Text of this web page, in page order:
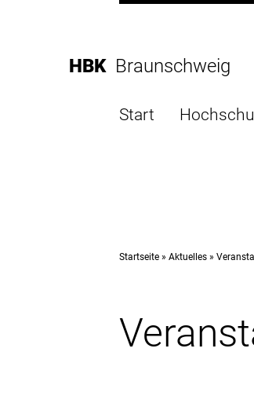
Hauptnavigation
HBK Braunschweig
Start
Startseite Aktuelles